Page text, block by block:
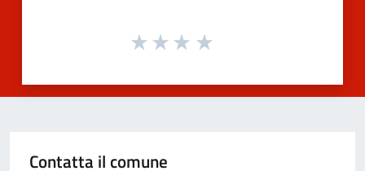
Contatta il comune